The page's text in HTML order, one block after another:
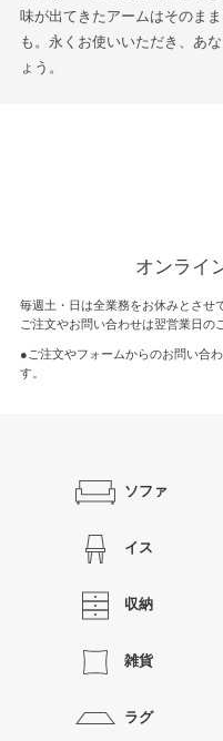
味が出てきたアームはそのま
も。永くお使いいただき、あ
ょう。
オンライ
毎週土・日は全業務をお休みとさせ
ご注文やお問い合わせは翌営業日の
●ご注文やフォームからのお問い合わ
す。
ソファ
イス
収納
雑貨
ラグ